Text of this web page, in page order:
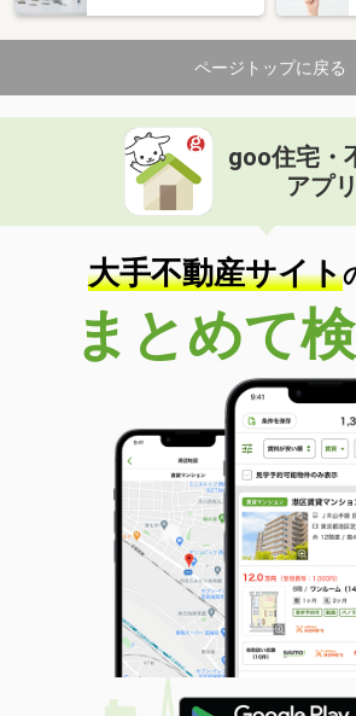
ページトップに戻る
goo住宅・
アプリ
大手不動産サイト
まとめて